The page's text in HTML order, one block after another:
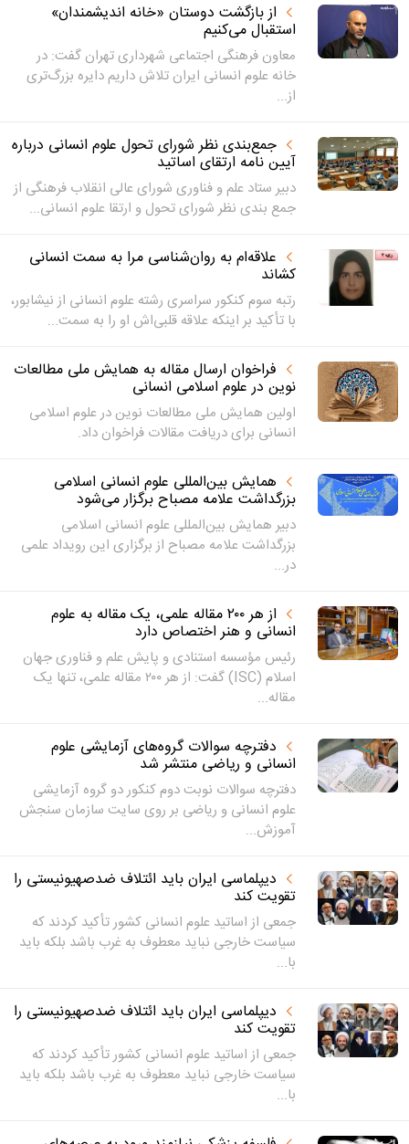
از بازگشت دوستان «خانه اندیشمندان»
استقبال می‌کنیم
معاون فرهنگی اجتماعی شهرداری تهران گفت: در
خانه علوم انسانی ایران تلاش داریم دایره بزرگ‌تری
از...
جمع‌بندی نظر شورای تحول علوم انسانی درباره
آیین نامه ارتقای اساتید
دبیر ستاد علم و فناوری شورای عالی انقلاب فرهنگی از
جمع بندی نظر شورای تحول و ارتقا علوم انسانی...
علاقه‌ام به روان‌شناسی مرا به سمت انسانی
کشاند
رتبه سوم کنکور سراسری رشته علوم انسانی از نیشابور،
با تأکید بر اینکه علاقه قلبی‌اش او را به سمت...
فراخوان ارسال مقاله به همایش ملی مطالعات
نوین در علوم اسلامی انسانی
اولین همایش ملی مطالعات نوین در علوم اسلامی
انسانی برای دریافت مقالات فراخوان داد.
همایش بین‌المللی علوم انسانی اسلامی
بزرگداشت علامه مصباح برگزار می‌شود
دبیر همایش بین‌المللی علوم انسانی اسلامی
بزرگداشت علامه مصباح از برگزاری این رویداد علمی
در...
از هر ۲۰۰ مقاله علمی، یک مقاله به علوم
انسانی و هنر اختصاص دارد
رئیس مؤسسه استنادی و پایش علم و فناوری جهان
اسلام (ISC) گفت: از هر ۲۰۰ مقاله علمی، تنها یک
مقاله...
دفترچه سوالات گروه‌های آزمایشی علوم
انسانی و ریاضی منتشر شد
دفترچه سوالات نوبت دوم کنکور دو گروه آزمایشی
علوم انسانی و ریاضی بر روی سایت سازمان سنجش
آموزش...
دیپلماسی ایران باید ائتلاف ضدصهیونیستی را
تقویت کند
جمعی از اساتید علوم انسانی کشور تأکید کردند که
سیاست خارجی نباید معطوف به غرب باشد بلکه باید
با...
دیپلماسی ایران باید ائتلاف ضدصهیونیستی را
تقویت کند
جمعی از اساتید علوم انسانی کشور تأکید کردند که
سیاست خارجی نباید معطوف به غرب باشد بلکه باید
با...